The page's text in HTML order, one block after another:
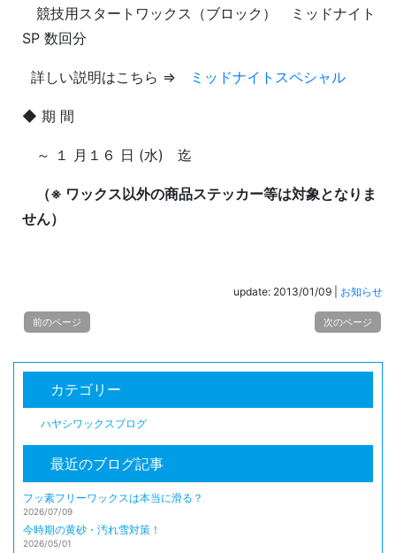
競技用スタートワックス（ブロック） ミッドナイト
SP 数回分
詳しい説明はこちら ⇒ ミッドナイトスペシャル
◆ 期 間
～ １ 月１６ 日 (水) 迄
（※ ワックス以外の商品ステッカー等は対象となりま
せん）
update: 2013/01/09 お知らせ
前のページ 次のページ
カテゴリー
ハヤシワックスブログ
最近のブログ記事
フッ素フリーワックスは本当に滑る？
2026/07/09
今時期の黄砂・汚れ雪対策！
2026/05/01